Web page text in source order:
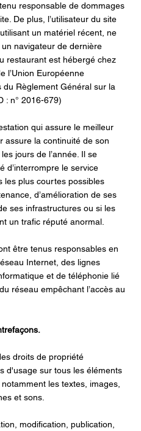
responsable de dommages
De plus, l’utilisateur du site
un matériel récent, ne
navigateur de dernière
restaurant est hébergé chez
l’Union Européenne
Règlement Général sur la
: n° 2016-679)
qui assure le meilleur
assure la continuité de son
jours de l’année. Il se
d’interrompre le service
les plus courtes possibles
d’amélioration de ses
ses infrastructures ou si les
un trafic réputé anormal.
être tenus responsables en
Internet, des lignes
et de téléphonie lié
réseau empêchant l’accès au
droits de propriété
d'usage sur tous les éléments
les textes, images,
et sons.
modification, publication,